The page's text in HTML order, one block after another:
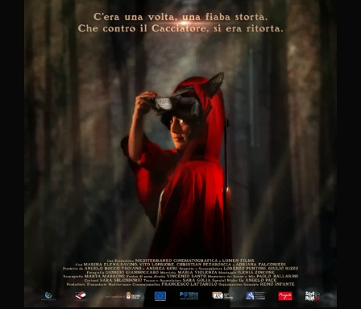
Remember Me
Lost Your Password?
Entrando nel nostro sito, si acconsente alla
nostraprivacy policy oltre che alla sezione
Termini e Condizioni.